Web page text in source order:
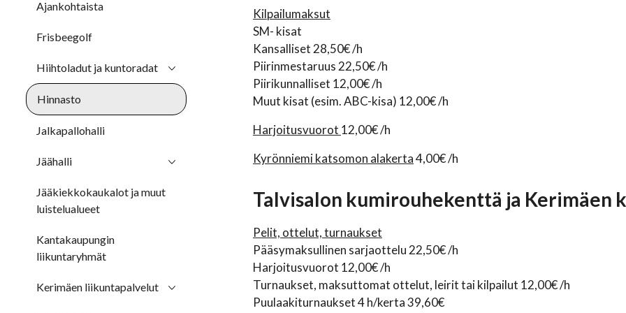
Ajankohtaista
Frisbeegolf
Hiihtoladut ja kuntoradat
Hinnasto
Jalkapallohalli
Jäähalli
Jääkiekkokaukalot ja muut
luistelualueet
Kantakaupungin
liikuntaryhmät
Kerimäen liikuntapalvelut
Kilpailumaksut
SM- kisat
Kansalliset 28,50€ /h
Piirinmestaruus 22,50€ /h
Piirikunnalliset 12,00€ /h
Muut kisat (esim. ABC-kisa) 12,00€ /h
Harjoitusvuorot 12,00€ /h
Kyrönniemi katsomon alakerta4,00€ /h
Talvisalon kumirouhekenttä ja Kerimäen
Pelit, ottelut, turnaukset
Pääsymaksullinen sarjaottelu 22,50€ /h
Harjoitusvuorot 12,00€ /h
Turnaukset, maksuttomat ottelut, leirit tai kilpailut 12,00€ /h
Puulaakiturnaukset 4 h/kerta 39,60€